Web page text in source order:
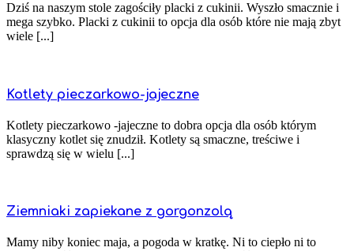
Dziś na naszym stole zagościły placki z cukinii. Wyszło smacznie i
mega szybko. Placki z cukinii to opcja dla osób które nie mają zbyt
wiele [...]
Kotlety pieczarkowo-jajeczne
Kotlety pieczarkowo -jajeczne to dobra opcja dla osób którym
klasyczny kotlet się znudził. Kotlety są smaczne, treściwe i
sprawdzą się w wielu [...]
Ziemniaki zapiekane z gorgonzolą
Mamy niby koniec maja, a pogoda w kratkę. Ni to ciepło ni to